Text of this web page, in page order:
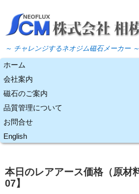
～ チャレンジするネオジム磁石メーカー ～
ホーム
会社案内
磁石のご案内
品質管理について
お問合せ
English
本日のレアアース価格（原材料価格） 【04-
07】